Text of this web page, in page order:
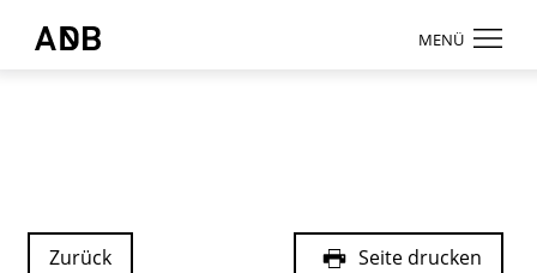
MENÜ
Beratung
Zurück Seite drucken